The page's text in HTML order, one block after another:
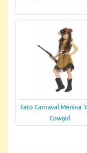
Fato Carnaval Menina
Cowgirl